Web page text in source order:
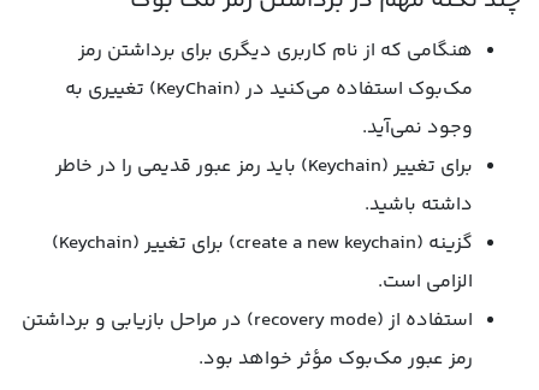
هنگامی که از نام کاربری دیگری برای برداشتن رمز
مک‌بوک استفاده می‌کنید در (KeyChain) تغییری به
وجود نمی‌آید.
برای تغییر (Keychain) باید رمز عبور قدیمی را در خاطر
داشته باشید.
گزینه (create a new keychain) برای تغییر (Keychain)
الزامی است.
استفاده از (recovery mode) در مراحل بازیابی و برداشتن
رمز عبور مک‌بوک مؤثر خواهد بود.